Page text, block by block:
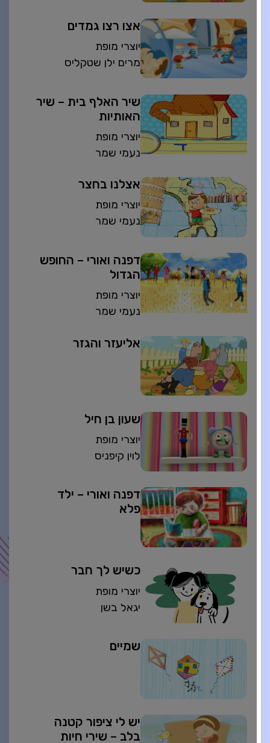
אצו רצו גמדים
יוצרי מופת
מרים ילן שטקליס
שיר האלף בית – שיר
האותיות
יוצרי מופת
נעמי שמר
אצלנו בחצר
יוצרי מופת
נעמי שמר
דפנה ואורי – החופש
הגדול
יוצרי מופת
נעמי שמר
אליעזר והגזר
שעון בן חיל
יוצרי מופת
לוין קיפניס
דפנה ואורי – ילד
פלא
כשיש לך חבר
יוצרי מופת
יגאל בשן
שמיים
יש לי ציפור קטנה
בלב – שירי חיות